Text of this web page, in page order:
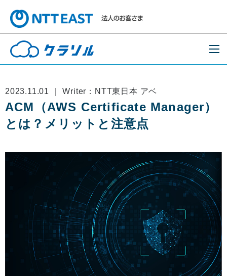
2023.11.01 ｜ Writer：NTT東日本 アベ
ACM（AWS Certificate Manager）
とは？メリットと注意点